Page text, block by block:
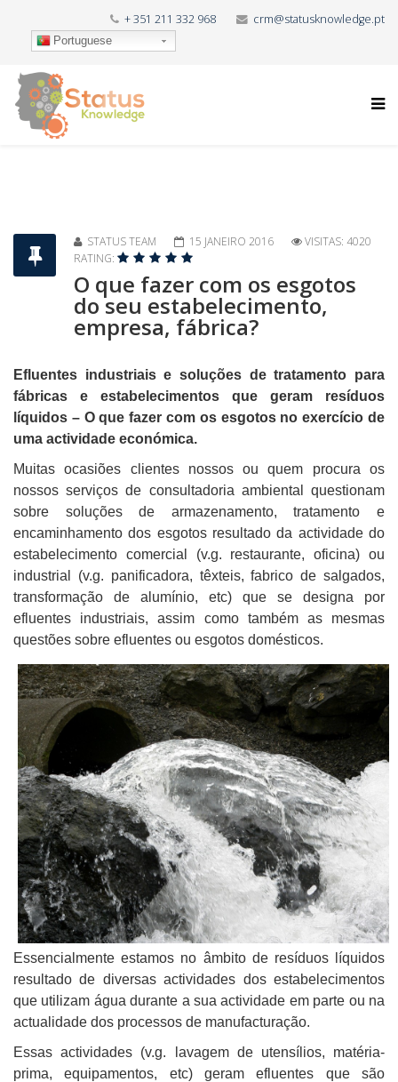
+ 351 211 332 968 crm@statusknowledge.pt
Portuguese
STATUS TEAM 15 JANEIRO 2016
VISITAS: 4020
RATING:
O que fazer com os esgotos
do seu estabelecimento,
empresa, fábrica?
Efluentes industriais e soluções de tratamento para
fábricas e estabelecimentos que geram resíduos
líquidos – O que fazer com os esgotos no exercício de
uma actividade económica.
Muitas ocasiões clientes nossos ou quem procura os
nossos serviços de consultadoria ambiental questionam
sobre soluções de armazenamento, tratamento e
encaminhamento dos esgotos resultado da actividade do
estabelecimento comercial (v.g. restaurante, oficina) ou
industrial (v.g. panificadora, têxteis, fabrico de salgados,
transformação de alumínio, etc) que se designa por
efluentes industriais, assim como também as mesmas
questões sobre efluentes ou esgotos domésticos.
Essencialmente estamos no âmbito de resíduos líquidos
resultado de diversas actividades dos estabelecimentos
que utilizam água durante a sua actividade em parte ou na
actualidade dos processos de manufacturação.
Essas actividades (v.g. lavagem de utensílios, matéria-
prima, equipamentos, etc) geram efluentes que são